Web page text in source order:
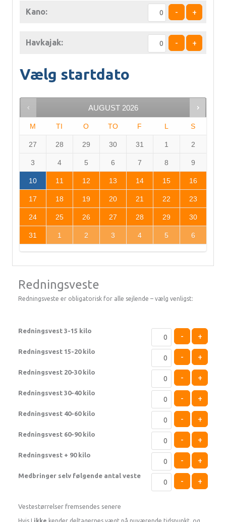
Kano: - +
Havkajak: - +
Vælg startdato
AUGUST 2026
M TI O TO F L S
27 28 29 30 31 1 2
3 4 5 6 7 8 9
10 11 12 13 14 15 16
17 18 19 20 21 22 23
24 25 26 27 28 29 30
31 1 2 3 4 5 6
Redningsveste
Redningsveste er obligatorisk for alle sejlende – vælg venligst:
Redningsvest 3-15 kilo
- +
Redningsvest 15-20 kilo
- +
Redningsvest 20-30 kilo
- +
Redningsvest 30-40 kilo
- +
Redningsvest 40-60 kilo
- +
Redningsvest 60-90 kilo
- +
Redningsvest + 90 kilo
- +
Medbringer selv følgende antal veste
- +
Vestestørrelser fremsendes senere